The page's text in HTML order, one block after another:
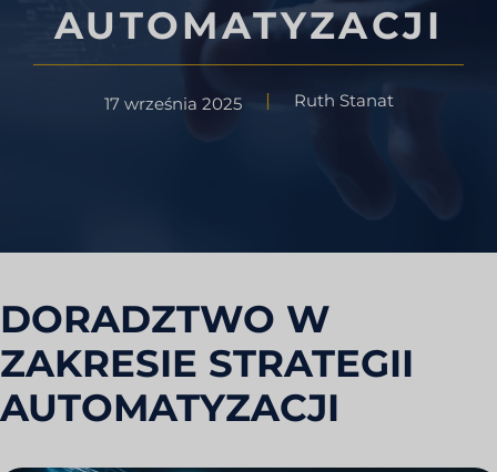
AUTOMATYZACJI
17 września 2025 Ruth Stanat
DORADZTWO W
ZAKRESIE STRATEGII
AUTOMATYZACJI